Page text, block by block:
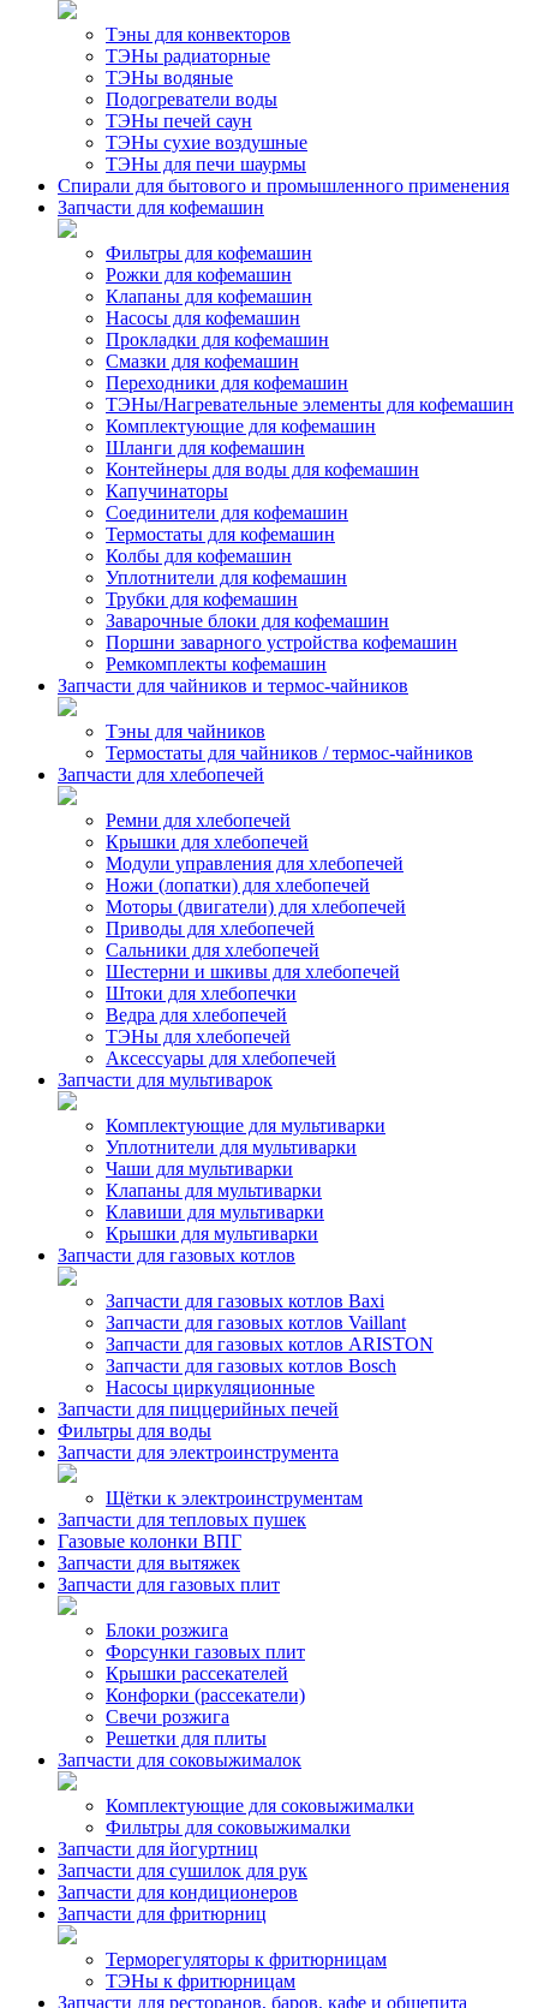
Тэны для конвекторов
ТЭНы радиаторные
ТЭНы водяные
Подогреватели воды
ТЭНы печей саун
ТЭНы сухие воздушные
ТЭНы для печи шаурмы
Спирали для бытового и промышленного применения
Запчасти для кофемашин
Фильтры для кофемашин
Рожки для кофемашин
Клапаны для кофемашин
Насосы для кофемашин
Прокладки для кофемашин
Смазки для кофемашин
Переходники для кофемашин
ТЭНы/Нагревательные элементы для кофемашин
Комплектующие для кофемашин
Шланги для кофемашин
Контейнеры для воды для кофемашин
Капучинаторы
Соединители для кофемашин
Термостаты для кофемашин
Колбы для кофемашин
Уплотнители для кофемашин
Трубки для кофемашин
Заварочные блоки для кофемашин
Поршни заварного устройства кофемашин
Ремкомплекты кофемашин
Запчасти для чайников и термос-чайников
Тэны для чайников
Термостаты для чайников / термос-чайников
Запчасти для хлебопечей
Ремни для хлебопечей
Крышки для хлебопечей
Модули управления для хлебопечей
Ножи (лопатки) для хлебопечей
Моторы (двигатели) для хлебопечей
Приводы для хлебопечей
Сальники для хлебопечей
Шестерни и шкивы для хлебопечей
Штоки для хлебопечки
Ведра для хлебопечей
ТЭНы для хлебопечей
Аксессуары для хлебопечей
Запчасти для мультиварок
Комплектующие для мультиварки
Уплотнители для мультиварки
Чаши для мультиварки
Клапаны для мультиварки
Клавиши для мультиварки
Крышки для мультиварки
Запчасти для газовых котлов
Запчасти для газовых котлов Baxi
Запчасти для газовых котлов Vaillant
Запчасти для газовых котлов ARISTON
Запчасти для газовых котлов Bosch
Насосы циркуляционные
Запчасти для пиццерийных печей
Фильтры для воды
Запчасти для электроинструмента
Щётки к электроинструментам
Запчасти для тепловых пушек
Газовые колонки ВПГ
Запчасти для вытяжек
Запчасти для газовых плит
Блоки розжига
Форсунки газовых плит
Крышки рассекателей
Конфорки (рассекатели)
Свечи розжига
Решетки для плиты
Запчасти для соковыжималок
Комплектующие для соковыжималки
Фильтры для соковыжималки
Запчасти для йогуртниц
Запчасти для сушилок для рук
Запчасти для кондиционеров
Запчасти для фритюрниц
Терморегуляторы к фритюрницам
ТЭНы к фритюрницам
Запчасти для ресторанов, баров, кафе и общепита